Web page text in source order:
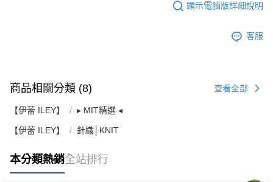
顯示電腦版詳細說明
客服
商品相關分類 (8) 查看全部
【伊蕾 ILEY】 ▸ MIT精選 ◂
【伊蕾 ILEY】 針織│KNIT
本分類熱銷全站排行